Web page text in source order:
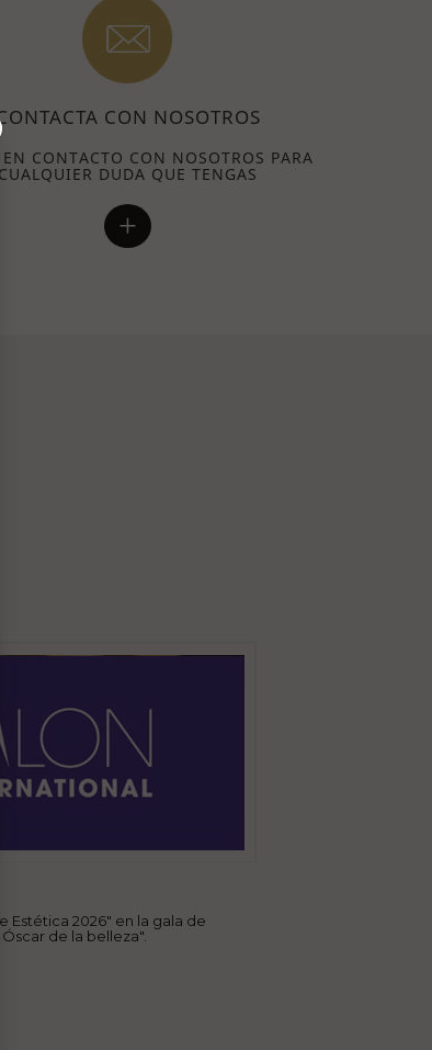
CON NOSOTROS
EN CONTACTO CON NOSOTROS PARA
CUALQUIER DUDA QUE TENGAS
+
Estética 2026" en la gala de
de la belleza".